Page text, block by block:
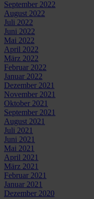
September 2022
August 2022
Juli 2022
Juni 2022
Mai 2022
April 2022
März 2022
Februar 2022
Januar 2022
Dezember 2021
November 2021
Oktober 2021
September 2021
August 2021
Juli 2021
Juni 2021
Mai 2021
April 2021
März 2021
Februar 2021
Januar 2021
Dezember 2020